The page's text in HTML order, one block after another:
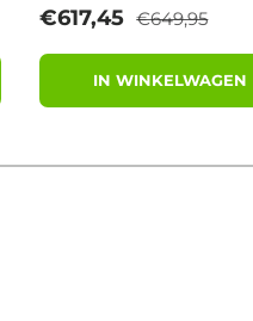
Verkoopprijs
€617,45 Reguliere prijs
€649,95
IN WINKELWAGEN